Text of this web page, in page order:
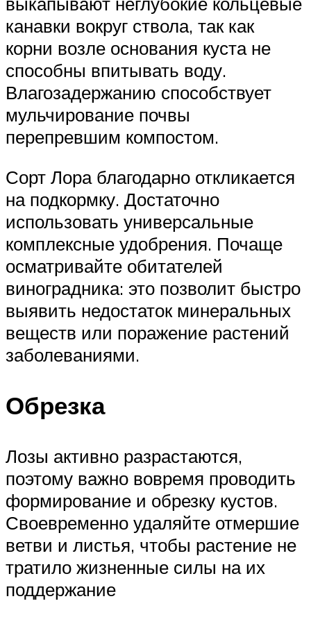
канавки вокруг ствола, так как
корни возле основания куста не
способны впитывать воду.
Влагозадержанию способствует
мульчирование почвы
перепревшим компостом.
Сорт Лора благодарно откликается
на подкормку. Достаточно
использовать универсальные
комплексные удобрения. Почаще
осматривайте обитателей
виноградника: это позволит быстро
выявить недостаток минеральных
веществ или поражение растений
заболеваниями.
Обрезка
Лозы активно разрастаются,
поэтому важно вовремя проводить
формирование и обрезку кустов.
Своевременно удаляйте отмершие
ветви и листья, чтобы растение не
тратило жизненные силы на их
поддержание